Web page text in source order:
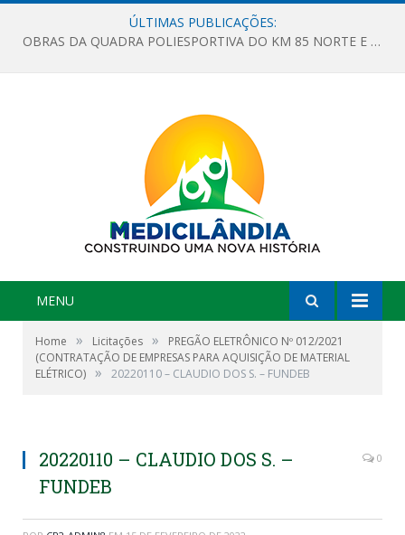
ÚLTIMAS PUBLICAÇÕES:
OBRAS DA QUADRA POLIESPORTIVA DO KM 85 NORTE E DA ESCOLA GASPAR VIANA AVANÇAM
MENU
Home » Licitações »
PREGÃO ELETRÔNICO Nº 012/2021
(CONTRATAÇÃO DE EMPRESAS PARA AQUISIÇÃO DE MATERIAL
ELÉTRICO) » 20220110 – CLAUDIO DOS S. – FUNDEB
20220110 – CLAUDIO DOS S. –
FUNDEB
0